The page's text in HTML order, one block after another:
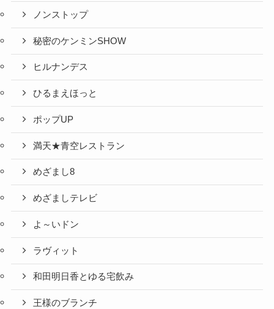
ノンストップ
秘密のケンミンSHOW
ヒルナンデス
ひるまえほっと
ポップUP
満天★青空レストラン
めざまし8
めざましテレビ
よ～いドン
ラヴィット
和田明日香とゆる宅飲み
王様のブランチ